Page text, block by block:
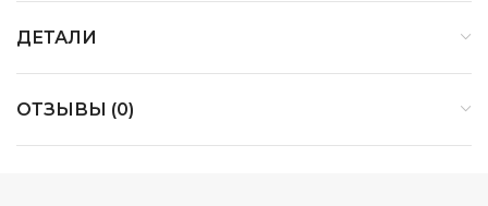
ДЕТАЛИ
ОТЗЫВЫ (0)